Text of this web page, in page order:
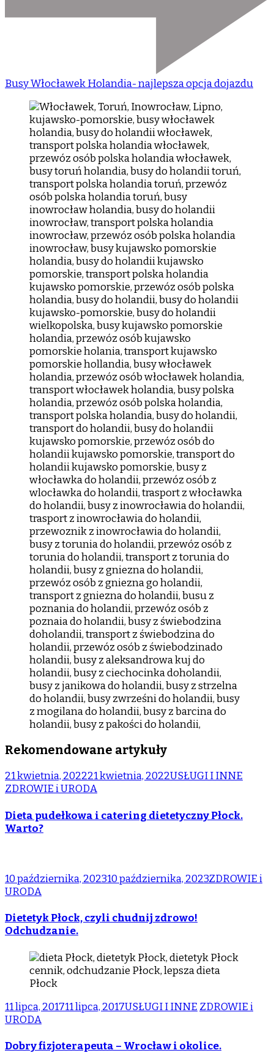
Busy Włocławek Holandia- najlepsza opcja dojazdu
Rekomendowane artykuły
21 kwietnia, 202221 kwietnia, 2022USŁUGI I INNE
ZDROWIE i URODA
Dieta pudełkowa i catering dietetyczny Płock.
Warto?
10 października, 202310 października, 2023ZDROWIE i
URODA
Dietetyk Płock, czyli chudnij zdrowo!
Odchudzanie.
11 lipca, 201711 lipca, 2017USŁUGI I INNE ZDROWIE i
URODA
Dobry fizjoterapeuta – Wrocław i okolice.